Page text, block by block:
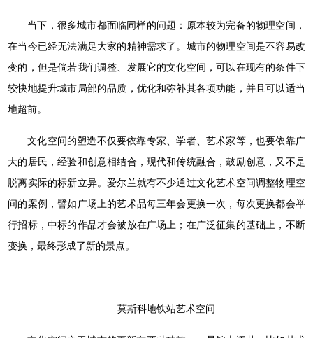
当下，很多城市都面临同样的问题：原本较为完备的物理空间，
在当今已经无法满足大家的精神需求了。城市的物理空间是不容易改
变的，但是倘若我们调整、发展它的文化空间，可以在现有的条件下
较快地提升城市局部的品质，优化和弥补其各项功能，并且可以适当
地超前。
文化空间的塑造不仅要依靠专家、学者、艺术家等，也要依靠广
大的居民，经验和创意相结合，现代和传统融合，鼓励创意，又不是
脱离实际的标新立异。爱尔兰就有不少通过文化艺术空间调整物理空
间的案例，譬如广场上的艺术品每三年会更换一次，每次更换都会举
行招标，中标的作品才会被放在广场上；在广泛征集的基础上，不断
变换，最终形成了新的景点。
莫斯科地铁站艺术空间